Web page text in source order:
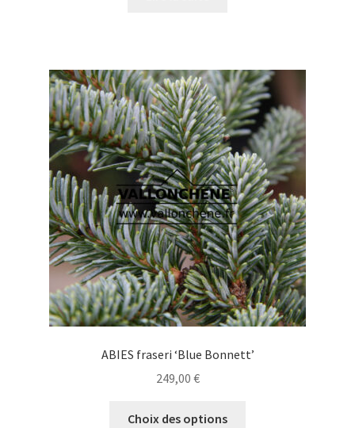
ABIES fraseri ‘Blue Bonnett’
249,00 €
Choix des options